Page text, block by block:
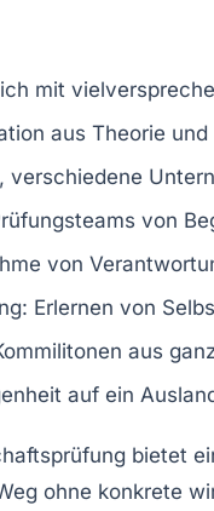
mit
aus Theorie
verschiedene
von
von
Erlernen von
aus
auf ein
bietet
ohne konkrete